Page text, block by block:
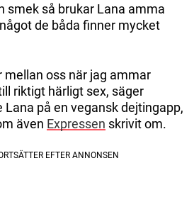
smek så brukar Lana amma
de båda finner mycket
mellan oss när jag ammar
riktigt härligt sex, säger
på en vegansk dejtingapp,
även Expressen skrivit om.